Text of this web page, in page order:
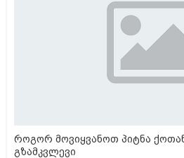
როგორ მოვიყვანოთ პიტნა
გზამკვლევი